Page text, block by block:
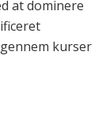
at dominere
kurser